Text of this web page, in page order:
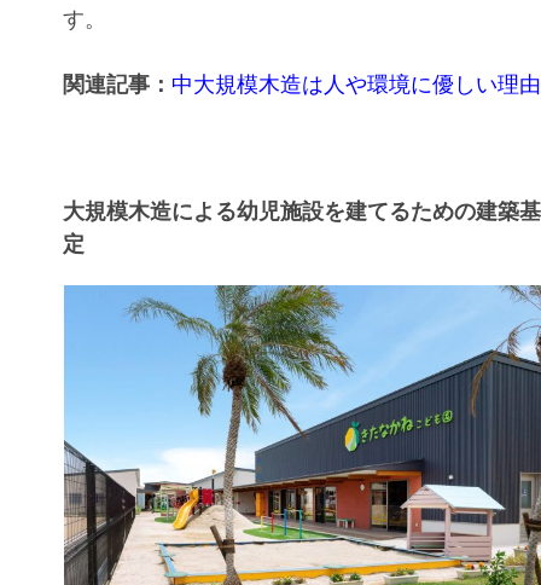
す。
関連記事： 中大規模木造は人や環境に優しい理由
大規模木造による幼児施設を建てるための建築
定